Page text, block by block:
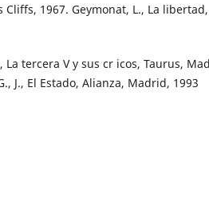
Cliffs, 1967. Geymonat, L., La
La tercera V y sus cr icos, Taurus,
J., El Estado, Alianza, Madrid, 1993